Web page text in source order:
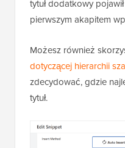
tytuł dodatkowy
Możesz również
dotyczącej hierarchii
zdecydować, gdzie